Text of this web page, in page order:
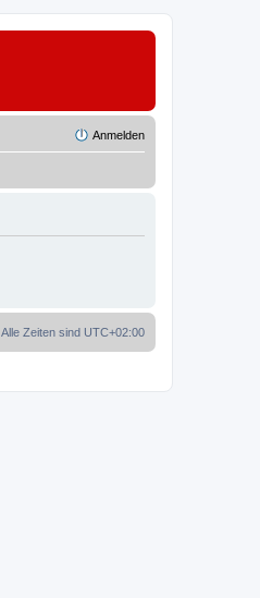
Anmelden
Alle Zeiten sind UTC+02:00